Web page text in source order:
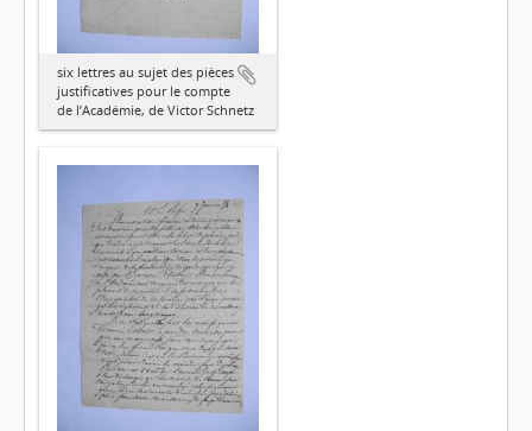
six lettres au sujet des pièces
justificatives pour le compte
de l’Académie, de Victor Schnetz